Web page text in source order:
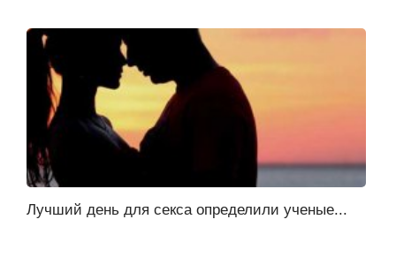
Лучший день для секса определили ученые...